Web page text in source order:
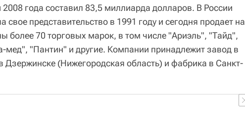
2008 года составил 83,5 миллиарда долларов. В России
свое представительство в 1991 году и сегодня продает на
более 70 торговых марок, в том числе "Ариэль", "Тайд",
мед", "Пантин" и другие. Компании принадлежит завод в
Дзержинске (Нижегородская область) и фабрика в Санкт-